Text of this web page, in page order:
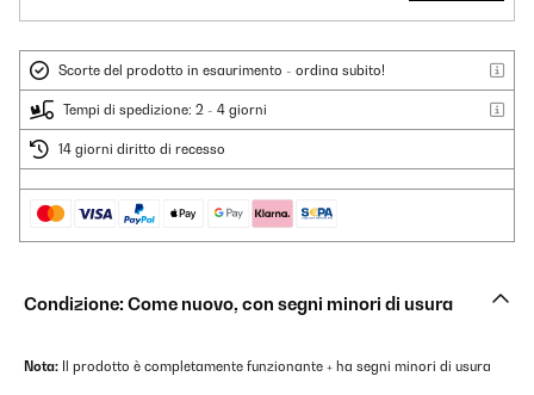
Scorte del prodotto in esaurimento - ordina subito!
Tempi di spedizione: 2 - 4 giorni
14 giorni diritto di recesso
Condizione: Come nuovo, con segni minori di usura
Nota: Il prodotto è completamente funzionante + ha segni minori di usura